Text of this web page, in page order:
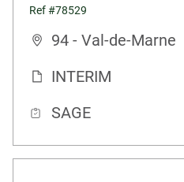
Ref #78529
94 - Val-de-Marne
INTERIM
SAGE